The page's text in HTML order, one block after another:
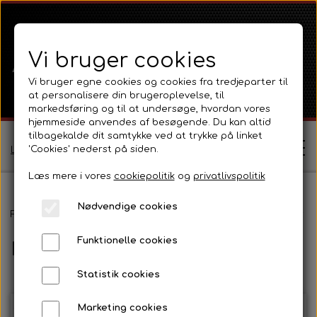
Log ind / Opret profil
Kontakt
Forside Massey Ferguson
Maling og tilbehør.
Vi bruger cookies
Vi bruger egne cookies og cookies fra tredjeparter til
at personalisere din brugeroplevelse, til
markedsføring og til at undersøge, hvordan vores
hjemmeside anvendes af besøgende. Du kan altid
tilbagekalde dit samtykke ved at trykke på linket
'Cookies' nederst på siden.
Læs mere i vores cookiepolitikog privatlivspolitik
Nødvendige cookies
Funktionelle cookies
Statistik cookies
Marketing cookies